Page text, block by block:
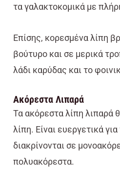
τα γαλακτοκομικά με
Επίσης, κορεσμένα λίπη
βούτυρο και σε μερικά
λάδι καρύδας και το
Ακόρεστα Λιπαρά
Τα ακόρεστα λίπη λιπαρά
λίπη. Είναι ευεργετικά
διακρίνονται σε
πολυακόρεστα.